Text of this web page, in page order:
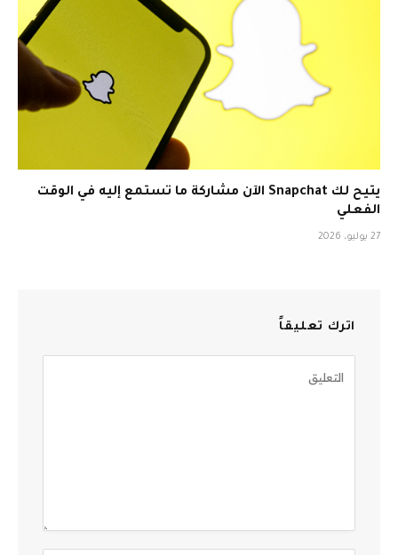
يتيح لك Snapchat الآن مشاركة ما تستمع إليه في الوقت
الفعلي
27 يوليو، 2026
اترك تعليقاً